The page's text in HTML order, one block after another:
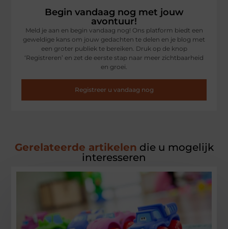
Begin vandaag nog met jouw
avontuur!
Meld je aan en begin vandaag nog! Ons platform biedt een
geweldige kans om jouw gedachten te delen en je blog met
een groter publiek te bereiken. Druk op de knop
‘Registreren’ en zet de eerste stap naar meer zichtbaarheid
en groei.
Registreer u vandaag nog
Gerelateerde artikelen die u mogelijk
interesseren